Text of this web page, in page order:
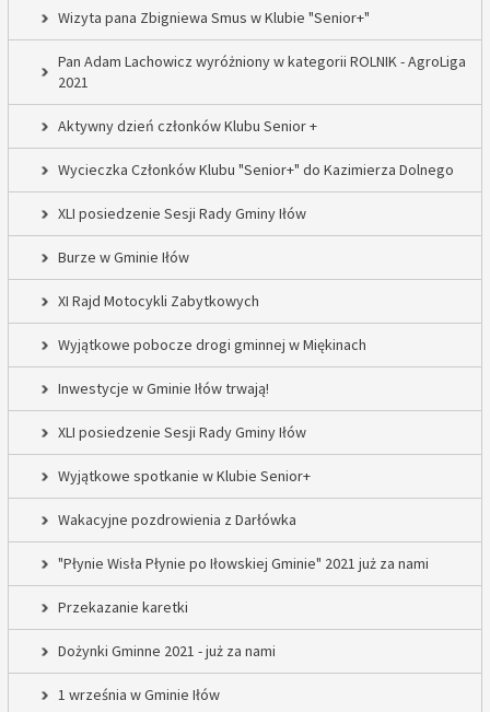
Wizyta pana Zbigniewa Smus w Klubie "Senior+"
Pan Adam Lachowicz wyróżniony w kategorii ROLNIK - AgroLiga
2021
Aktywny dzień członków Klubu Senior +
Wycieczka Członków Klubu "Senior+" do Kazimierza Dolnego
XLI posiedzenie Sesji Rady Gminy Iłów
Burze w Gminie Iłów
XI Rajd Motocykli Zabytkowych
Wyjątkowe pobocze drogi gminnej w Miękinach
Inwestycje w Gminie Iłów trwają!
XLI posiedzenie Sesji Rady Gminy Iłów
Wyjątkowe spotkanie w Klubie Senior+
Wakacyjne pozdrowienia z Darłówka
"Płynie Wisła Płynie po Iłowskiej Gminie" 2021 już za nami
Przekazanie karetki
Dożynki Gminne 2021 - już za nami
1 września w Gminie Iłów